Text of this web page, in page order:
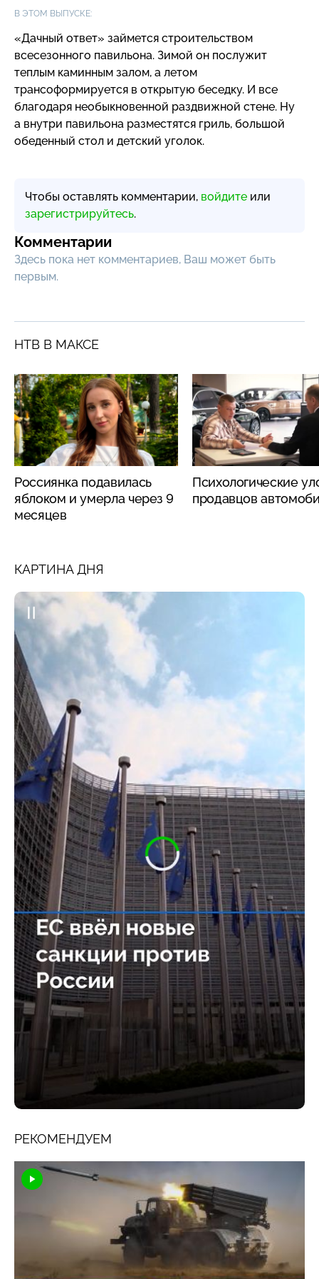
В ЭТОМ ВЫПУСКЕ:
«Дачный ответ» займется строительством
всесезонного павильона. Зимой он послужит
теплым каминным залом, а летом
трансоформируется в открытую беседку. И все
благодаря необыкновенной раздвижной стене. Ну
а внутри павильона разместятся гриль, большой
обеденный стол и детский уголок.
Чтобы оставлять комментарии, войдите или
зарегистрируйтесь.
Комментарии
Здесь пока нет комментариев, Ваш может быть
первым.
НТВ В МАКСЕ
Россиянка подавилась
яблоком и умерла через 9
месяцев
Психологические
продавцов
КАРТИНА ДНЯ
РЕКОМЕНДУЕМ